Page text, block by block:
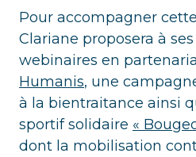
Pour accompagner
Clariane proposera à
webinaires en
Humanis, une
à la bientraitance ainsi
sportif solidaire «
dont la mobilisation